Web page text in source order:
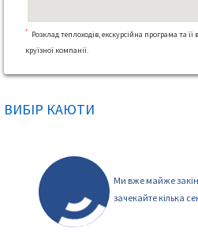
*
Розклад теплоходів, екскурсійна програма та
круїзної компанії.
ВИБІР КАЮТИ
Ми вже майже
зачекайте кілька